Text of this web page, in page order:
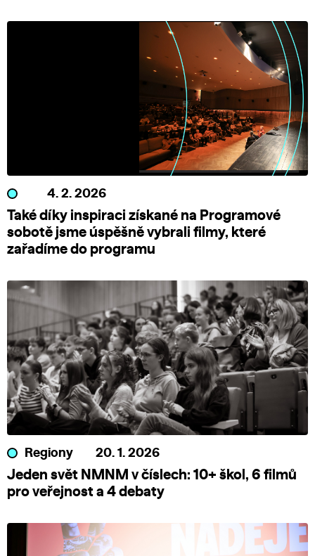
4. 2. 2026
Také díky inspiraci získané na Programové
sobotě jsme úspěšně vybrali filmy, které
zařadíme do programu
Regiony 20. 1. 2026
Jeden svět NMNM v číslech: 10+ škol, 6 filmů
pro veřejnost a 4 debaty